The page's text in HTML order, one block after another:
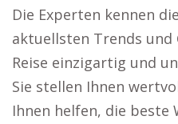
Die Experten kennen
aktuellsten Trends
Reise einzigartig und
Sie stellen Ihnen
Ihnen helfen, die beste